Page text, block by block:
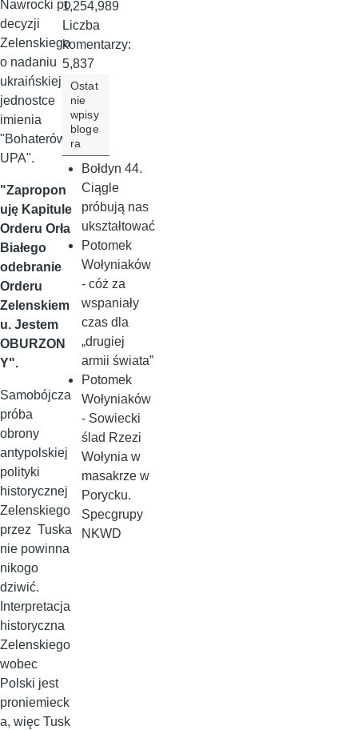
Nawrocki po
decyzji
Zelenskiego
o nadaniu
ukraińskiej
jednostce
imienia
"Bohaterów
UPA".
"Zapropon
uję Kapitule
Orderu Orła
Białego
odebranie
Orderu
Zelenskiem
u. Jestem
OBURZON
Y".
Samobójcza
próba
obrony
antypolskiej
polityki
historycznej
Zelenskiego
przez Tuska
nie powinna
nikogo
dziwić.
Interpretacja
historyczna
Zelenskiego
wobec
Polski jest
proniemieck
a, więc Tusk
1,254,989
Liczba
komentarzy:
5,837
Ostat
nie
wpisy
bloge
ra
Bołdyn 44.
Ciągle
próbują nas
ukształtować
Potomek
Wołyniaków
- cóż za
wspaniały
czas dla
„drugiej
armii świata”
Potomek
Wołyniaków
- Sowiecki
ślad Rzezi
Wołynia w
masakrze w
Porycku.
Specgrupy
NKWD